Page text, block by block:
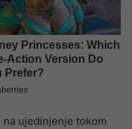
na ujedinjenje tokom